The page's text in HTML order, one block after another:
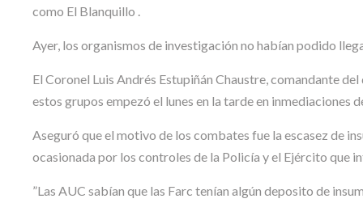
como El Blanquillo .
Ayer, los organismos de investigación no habían podido
El Coronel Luis Andrés Estupiñán Chaustre, comandante
estos grupos empezó el lunes en la tarde en inmediaciones
Aseguró que el motivo de los combates fue la escasez de
ocasionada por los controles de la Policía y el Ejército que
”Las AUC sabían que las Farc tenían algún deposito de